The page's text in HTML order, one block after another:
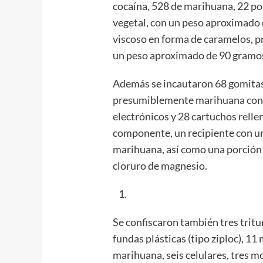
cocaína, 528 de marihuana, 22
vegetal, con un peso
viscoso en forma de caramelos,
un peso aproximado de 90
Además se incautaron 68
presumiblemente marihuana
electrónicos y 28 cartuchos
componente, un recipiente con
marihuana, así como una
cloruro de magnesio.
Se confiscaron también tres
fundas plásticas (tipo ziploc), 11
marihuana, seis celulares, tres